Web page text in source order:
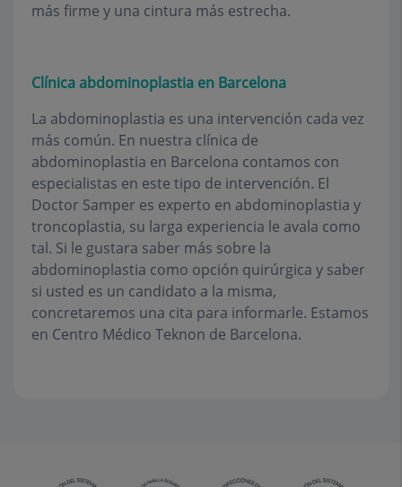
más firme y una cintura más estrecha.
Clínica abdominoplastia en Barcelona
La abdominoplastia es una intervención cada vez
más común. En nuestra clínica de
abdominoplastia en Barcelona contamos con
especialistas en este tipo de intervención. El
Doctor Samper es experto en abdominoplastia y
troncoplastia, su larga experiencia le avala como
tal. Si le gustara saber más sobre la
abdominoplastia como opción quirúrgica y saber
si usted es un candidato a la misma,
concretaremos una cita para informarle. Estamos
en Centro Médico Teknon de Barcelona.